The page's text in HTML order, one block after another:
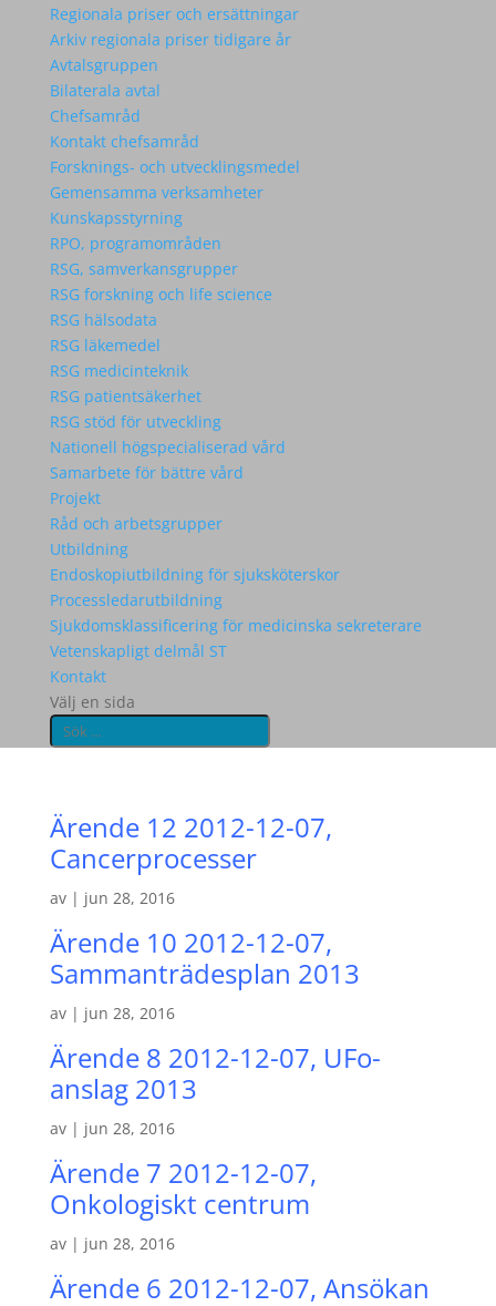
Regionala priser och ersättningar
Arkiv regionala priser tidigare år
Avtalsgruppen
Bilaterala avtal
Chefsamråd
Kontakt chefsamråd
Forsknings- och utvecklingsmedel
Gemensamma verksamheter
Kunskapsstyrning
RPO, programområden
RSG, samverkansgrupper
RSG forskning och life science
RSG hälsodata
RSG läkemedel
RSG medicinteknik
RSG patientsäkerhet
RSG stöd för utveckling
Nationell högspecialiserad vård
Samarbete för bättre vård
Projekt
Råd och arbetsgrupper
Utbildning
Endoskopiutbildning för sjuksköterskor
Processledarutbildning
Sjukdomsklassificering för medicinska sekreterare
Vetenskapligt delmål ST
Kontakt
Välj en sida
Ärende 12 2012-12-07,
Cancerprocesser
av | jun 28, 2016
Ärende 10 2012-12-07,
Sammanträdesplan 2013
av | jun 28, 2016
Ärende 8 2012-12-07, UFo-
anslag 2013
av | jun 28, 2016
Ärende 7 2012-12-07,
Onkologiskt centrum
av | jun 28, 2016
Ärende 6 2012-12-07, Ansökan